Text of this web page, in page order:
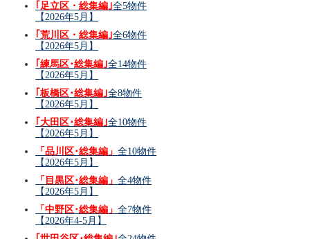
｢足立区・総集編｣全5物件
【2026年5月】
｢荒川区・総集編｣全6物件
【2026年5月】
｢練馬区･総集編｣全14物件
【2026年5月】
｢板橋区･総集編｣全8物件
【2026年5月】
｢大田区･総集編｣全10物件
【2026年5月】
「品川区･総集編」 全10物件
【2026年5月】
「目黒区･総集編」 全4物件
【2026年5月】
「中野区･総集編」 全7物件
【2026年4-5月】